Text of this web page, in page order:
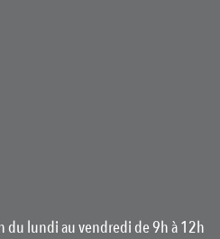
du lundi au vendredi de 9h à 12h